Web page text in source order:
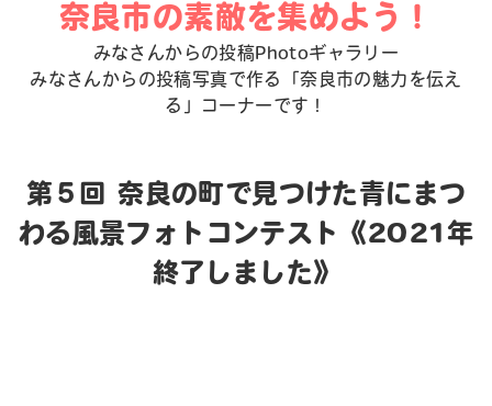
奈良市の素敵を集めよう！
みなさんからの投稿Photoギャラリー
みなさんからの投稿写真で作る「奈良市の魅力を伝え
る」コーナーです！
第５回 奈良の町で見つけた青にまつ
わる風景フォトコンテスト《2021年
終了しました》